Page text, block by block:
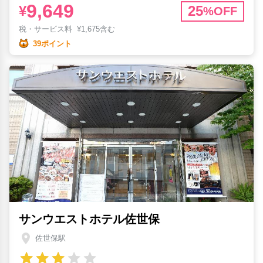
¥9,649 25%OFF
税・サービス料 ¥1,675含む
39ポイント
サンウエストホテル佐世保
佐世保駅